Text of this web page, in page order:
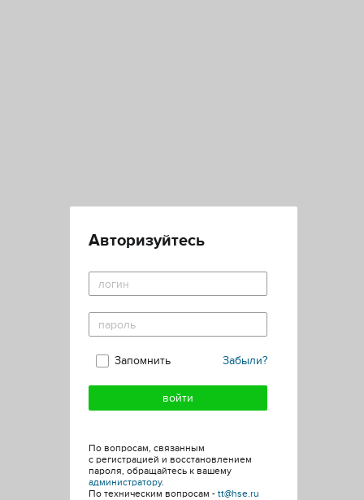
Авторизуйтесь
Забыли?
Запомнить
По вопросам, связанным
с регистрацией и восстановлением
пароля, обращайтесь к вашему
администратору.
По техническим вопросам - tt@hse.ru